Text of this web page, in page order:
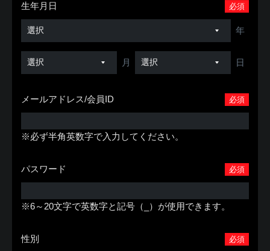
必須
生年月日
年
月 日
必須
メールアドレス/会員ID
※必ず半角英数字で入力してください。
必須
パスワード
※6～20文字で英数字と記号（_）が使用できます。
必須
性別